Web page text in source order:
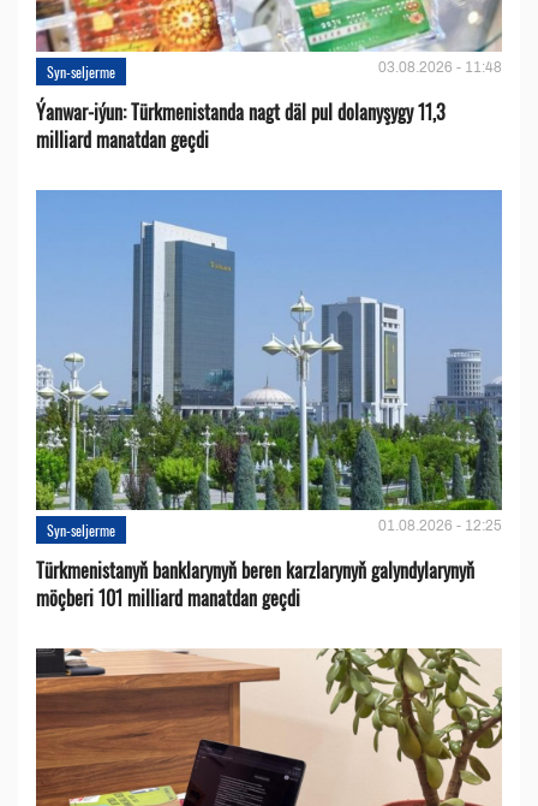
Syn-seljerme 03.08.2026 - 11:48
Ýanwar-iýun: Türkmenistanda nagt däl pul dolanyşygy 11,3
milliard manatdan geçdi
Syn-seljerme 01.08.2026 - 12:25
Türkmenistanyň banklarynyň beren karzlarynyň galyndylarynyň
möçberi 101 milliard manatdan geçdi